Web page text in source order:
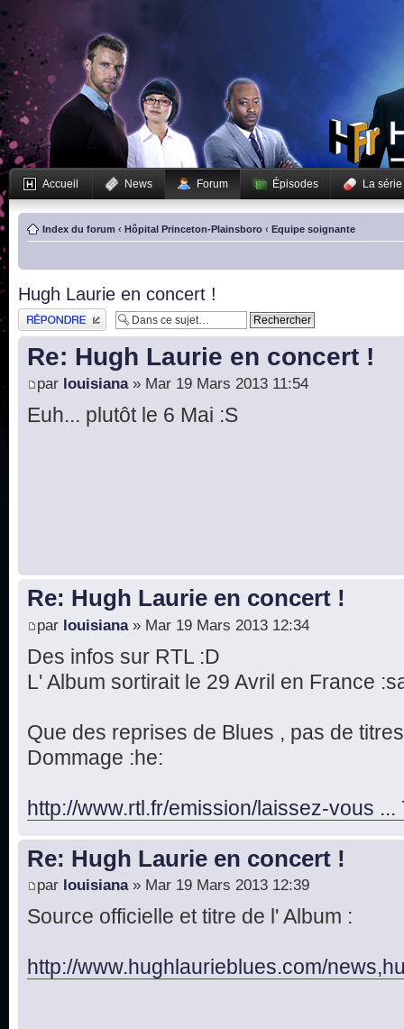
Accueil News Forum Épisodes La série
Index du forum ‹ Hôpital Princeton-Plainsboro ‹ Equipe soignante
Hugh Laurie en concert !
Publier une réponse
Re: Hugh Laurie en concert !
par louisiana» Mar 19 Mars 2013 11:54
Euh... plutôt le 6 Mai :S
Re: Hugh Laurie en concert !
par louisiana» Mar 19 Mars 2013 12:34
Des infos sur RTL :D
L' Album sortirait le 29 Avril en France
Que des reprises de Blues , pas de
Dommage :he:
http://www.rtl.fr/emission/laissez-vous
Re: Hugh Laurie en concert !
par louisiana» Mar 19 Mars 2013 12:39
Source officielle et titre de l' Album :
http://www.hughlaurieblues.com/